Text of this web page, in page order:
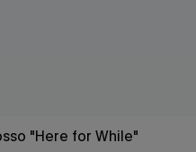
"Here for While"